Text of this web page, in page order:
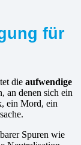
für
die aufwendige
an denen sich ein
ein Mord, ein
Spuren wie